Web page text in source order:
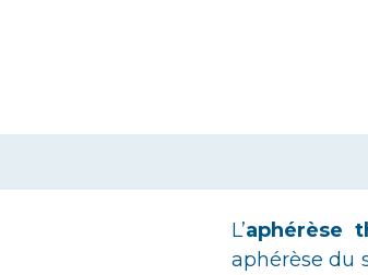
L’aphérèse
aphérèse du